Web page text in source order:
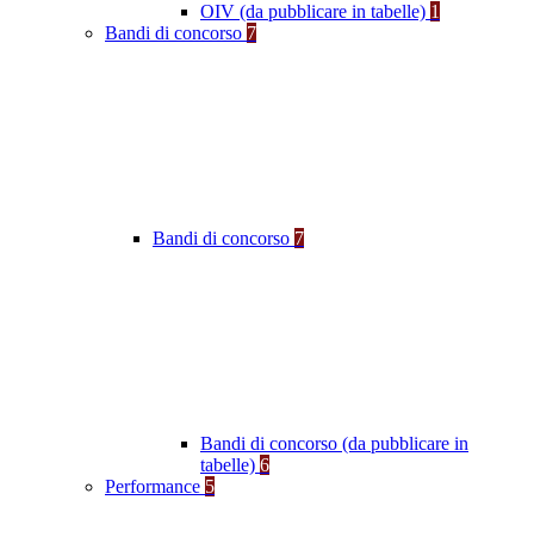
OIV (da pubblicare in tabelle) 1
Bandi di concorso 7
Bandi di concorso 7
Bandi di concorso (da pubblicare in
tabelle) 6
Performance 5